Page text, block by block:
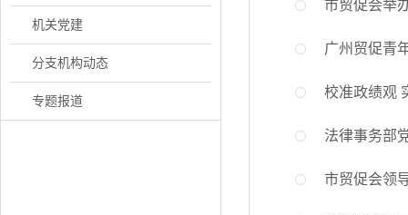
机关党建
分支机构动态
专题报道
市贸促会举
广州贸促青
校准政绩观
法律事务部
市贸促会领